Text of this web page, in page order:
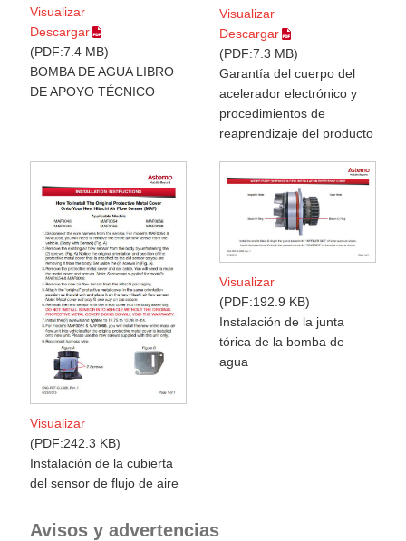
Visualizar
Descargar
PDF:7.4 MB
BOMBA DE AGUA LIBRO
DE APOYO TÉCNICO
Visualizar
Descargar
PDF:7.3 MB
Garantía del cuerpo del
acelerador electrónico y
procedimientos de
reaprendizaje del producto
Visualizar
PDF:242.3 KB
Instalación de la cubierta
del sensor de flujo de aire
Visualizar
PDF:192.9 KB
Instalación de la junta
tórica de la bomba de
agua
Avisos y advertencias